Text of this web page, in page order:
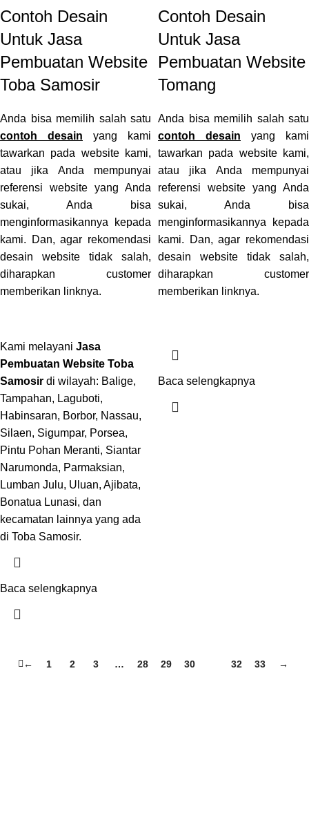
Contoh Desain
Untuk Jasa
Pembuatan Website
Toba Samosir
Anda bisa memilih salah satu
contoh desain yang kami
tawarkan pada website kami,
atau jika Anda mempunyai
referensi website yang Anda
sukai, Anda bisa
menginformasikannya kepada
kami. Dan, agar rekomendasi
desain website tidak salah,
diharapkan customer
memberikan linknya.
Kami melayani Jasa
Pembuatan Website Toba
Samosir di wilayah: Balige,
Tampahan, Laguboti,
Habinsaran, Borbor, Nassau,
Silaen, Sigumpar, Porsea,
Pintu Pohan Meranti, Siantar
Narumonda, Parmaksian,
Lumban Julu, Uluan, Ajibata,
Bonatua Lunasi, dan
kecamatan lainnya yang ada
di Toba Samosir.
Baca selengkapnya
Contoh Desain
Untuk Jasa
Pembuatan Website
Tomang
Anda bisa memilih salah satu
contoh desain yang kami
tawarkan pada website kami,
atau jika Anda mempunyai
referensi website yang Anda
sukai, Anda bisa
menginformasikannya kepada
kami. Dan, agar rekomendasi
desain website tidak salah,
diharapkan customer
memberikan linknya.
Baca selengkapnya
← 1 2 3 … 28 29 30 32 33 →